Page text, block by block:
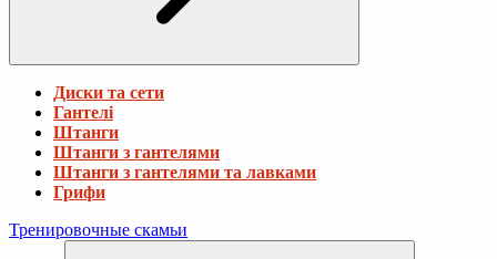
Диски та сети
Гантелі
Штанги
Штанги з гантелями
Штанги з гантелями та лавками
Грифи
Тренировочные скамьи